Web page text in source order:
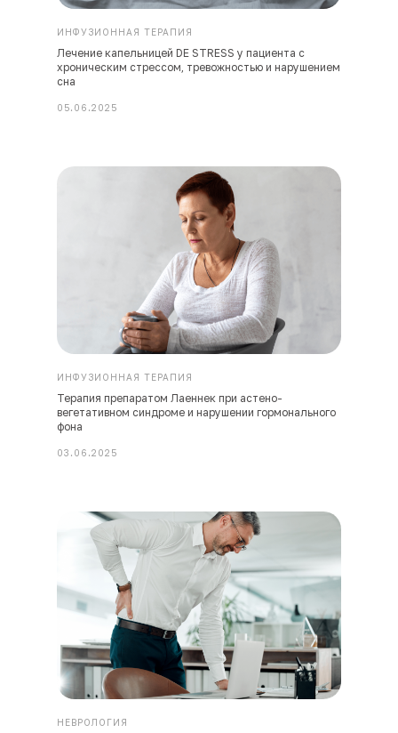
ИНФУЗИОННАЯ ТЕРАПИЯ
Лечение капельницей DE STRESS у пациента с
хроническим стрессом, тревожностью и нарушением
сна
05.06.2025
ИНФУЗИОННАЯ ТЕРАПИЯ
Терапия препаратом Лаеннек при астено-
вегетативном синдроме и нарушении гормонального
фона
03.06.2025
НЕВРОЛОГИЯ